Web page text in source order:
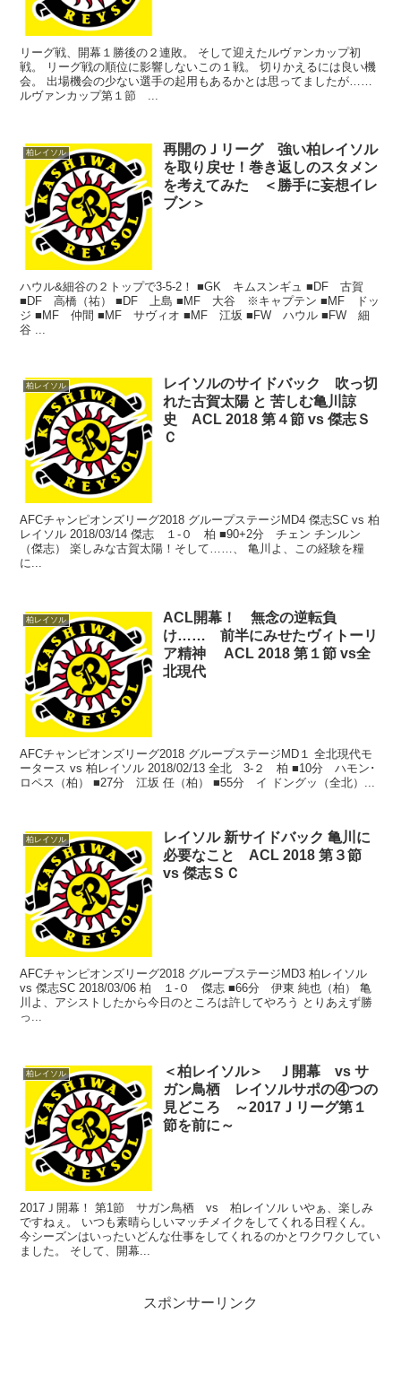
リーグ戦、開幕１勝後の２連敗。 そして迎えたルヴァンカップ初
戦。 リーグ戦の順位に影響しないこの１戦。 切りかえるには良い機
会。 出場機会の少ない選手の起用もあるかとは思ってましたが……
ルヴァンカップ第１節 ...
柏レイソル
再開のＪリーグ 強い柏レイソル
を取り戻せ！巻き返しのスタメン
を考えてみた ＜勝手に妄想イレ
ブン＞
ハウル&細谷の２トップで3-5-2！ ■GK キムスンギュ ■DF 古賀
■DF 高橋（祐） ■DF 上島 ■MF 大谷 ※キャプテン ■MF ドッ
ジ ■MF 仲間 ■MF サヴィオ ■MF 江坂 ■FW ハウル ■FW 細
谷 ...
柏レイソル
レイソルのサイドバック 吹っ切
れた古賀太陽 と 苦しむ亀川諒
史 ACL 2018 第４節 vs 傑志Ｓ
Ｃ
AFCチャンピオンズリーグ2018 グループステージMD4 傑志SC vs 柏
レイソル 2018/03/14 傑志 １-０ 柏 ■90+2分 チェン チンルン
（傑志） 楽しみな古賀太陽！そして……、 亀川よ、この経験を糧
に...
柏レイソル
ACL開幕！ 無念の逆転負
け…… 前半にみせたヴィトーリ
ア精神 ACL 2018 第１節 vs全
北現代
AFCチャンピオンズリーグ2018 グループステージMD１ 全北現代モ
ータース vs 柏レイソル 2018/02/13 全北 3-２ 柏 ■10分 ハモン･
ロペス（柏） ■27分 江坂 任（柏） ■55分 イ ドングッ（全北）...
柏レイソル
レイソル 新サイドバック 亀川に
必要なこと ACL 2018 第３節
vs 傑志ＳＣ
AFCチャンピオンズリーグ2018 グループステージMD3 柏レイソル
vs 傑志SC 2018/03/06 柏 １-０ 傑志 ■66分 伊東 純也（柏） 亀
川よ、アシストしたから今日のところは許してやろう とりあえず勝
っ...
柏レイソル
＜柏レイソル＞ Ｊ開幕 vs サ
ガン鳥栖 レイソルサポの④つの
見どころ ～2017Ｊリーグ第１
節を前に～
2017Ｊ開幕！ 第1節 サガン鳥栖 vs 柏レイソル いやぁ、楽しみ
ですねぇ。 いつも素晴らしいマッチメイクをしてくれる日程くん。
今シーズンはいったいどんな仕事をしてくれるのかとワクワクしてい
ました。 そして、開幕...
スポンサーリンク